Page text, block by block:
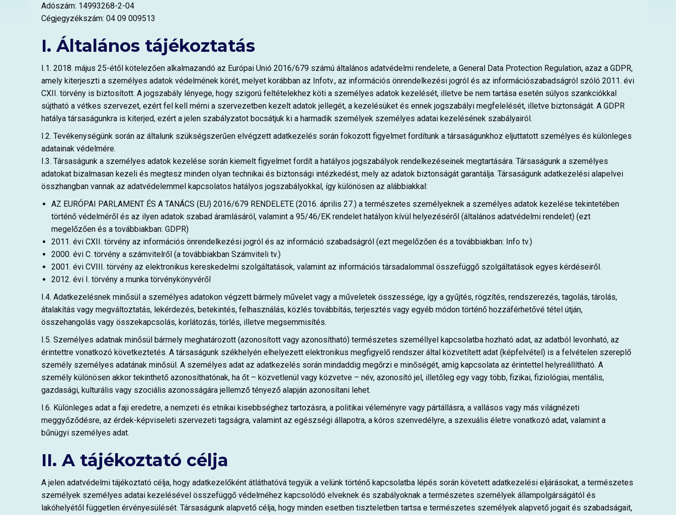
Adószám: 14993268-2-04
Cégjegyzékszám: 04 09 009513
I. Általános tájékoztatás
I.1. 2018. május 25-étől kötelezően alkalmazandó az Európai Unió 2016/679 számú általános adatvédelmi rendelete, a General Data Protection Regulation, azaz a GDPR,
amely kiterjeszti a személyes adatok védelmének körét, melyet korábban az Infotv., az információs önrendelkezési jogról és az információszabadságról szóló 2011. évi
CXII. törvény is biztosított. A jogszabály lényege, hogy szigorú feltételekhez köti a személyes adatok kezelését, illetve be nem tartása esetén súlyos szankciókkal
sújtható a vétkes szervezet, ezért fel kell mérni a szervezetben kezelt adatok jellegét, a kezelésüket és ennek jogszabályi megfelelését, illetve biztonságát. A GDPR
hatálya társaságunkra is kiterjed, ezért a jelen szabályzatot bocsátjuk ki a harmadik személyek személyes adatai kezelésének szabályairól.
I.2. Tevékenységünk során az általunk szükségszerűen elvégzett adatkezelés során fokozott figyelmet fordítunk a társaságunkhoz eljuttatott személyes és különleges
adatainak védelmére.
I.3. Társaságunk a személyes adatok kezelése során kiemelt figyelmet fordít a hatályos jogszabályok rendelkezéseinek megtartására. Társaságunk a személyes
adatokat bizalmasan kezeli és megtesz minden olyan technikai és biztonsági intézkedést, mely az adatok biztonságát garantálja. Társaságunk adatkezelési alapelvei
összhangban vannak az adatvédelemmel kapcsolatos hatályos jogszabályokkal, így különösen az alábbiakkal:
AZ EURÓPAI PARLAMENT ÉS A TANÁCS (EU) 2016/679 RENDELETE (2016. április 27.) a természetes személyeknek a személyes adatok kezelése tekintetében
történő védelméről és az ilyen adatok szabad áramlásáról, valamint a 95/46/EK rendelet hatályon kívül helyezéséről (általános adatvédelmi rendelet) (ezt
megelőzően és a továbbiakban: GDPR)
2011. évi CXII. törvény az információs önrendelkezési jogról és az információ szabadságról (ezt megelőzően és a továbbiakban: Info tv.)
2000. évi C. törvény a számvitelről (a továbbiakban Számviteli tv.)
2001. évi CVIII. törvény az elektronikus kereskedelmi szolgáltatások, valamint az információs társadalommal összefüggő szolgáltatások egyes kérdéseiről.
2012. évi I. törvény a munka törvénykönyvéről
I.4. Adatkezelésnek minősül a személyes adatokon végzett bármely művelet vagy a műveletek összessége, így a gyűjtés, rögzítés, rendszerezés, tagolás, tárolás,
átalakítás vagy megváltoztatás, lekérdezés, betekintés, felhasználás, közlés továbbítás, terjesztés vagy egyéb módon történő hozzáférhetővé tétel útján,
összehangolás vagy összekapcsolás, korlátozás, törlés, illetve megsemmisítés.
I.5. Személyes adatnak minősül bármely meghatározott (azonosított vagy azonosítható) természetes személlyel kapcsolatba hozható adat, az adatból levonható, az
érintettre vonatkozó következtetés. A társaságunk székhelyén elhelyezett elektronikus megfigyelő rendszer által közvetített adat (képfelvétel) is a felvételen szereplő
személy személyes adatának minősül. A személyes adat az adatkezelés során mindaddig megőrzi e minőségét, amíg kapcsolata az érintettel helyreállítható. A
személy különösen akkor tekinthető azonosíthatónak, ha őt – közvetlenül vagy közvetve – név, azonosító jel, illetőleg egy vagy több, fizikai, fiziológiai, mentális,
gazdasági, kulturális vagy szociális azonosságára jellemző tényező alapján azonosítani lehet.
I.6. Különleges adat a faji eredetre, a nemzeti és etnikai kisebbséghez tartozásra, a politikai véleményre vagy pártállásra, a vallásos vagy más világnézeti
meggyőződésre, az érdek-képviseleti szervezeti tagságra, valamint az egészségi állapotra, a kóros szenvedélyre, a szexuális életre vonatkozó adat, valamint a
bűnügyi személyes adat.
II. A tájékoztató célja
A jelen adatvédelmi tájékoztató célja, hogy adatkezelőként átláthatóvá tegyük a velünk történő kapcsolatba lépés során követett adatkezelési eljárásokat, a természetes
személyek személyes adatai kezelésével összefüggő védelméhez kapcsolódó elveknek és szabályoknak a természetes személyek állampolgárságától és
lakóhelyétől független érvényesülését. Társaságunk alapvető célja, hogy minden esetben tiszteletben tartsa e természetes személyek alapvető jogait és szabadságait,